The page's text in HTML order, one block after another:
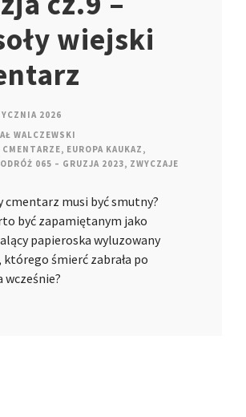
wiejski
2026
WALCZEWSKI
CMENTARZE, EUROPA KAUKAZ ,
065 – GRUZJA 2023, ZWYCZAJE
cmentarz musi być smutny?
być zapamiętanym jako
papieroska wyluzowany
którego śmierć zabrała po
wcześnie?